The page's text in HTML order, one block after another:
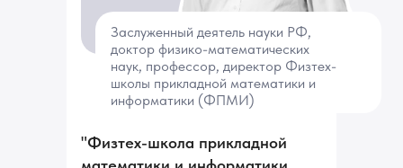
Заслуженный деятель науки РФ,
доктор физико-математических
наук, профессор, директор Физтех-
школы прикладной математики и
информатики (ФПМИ)
"Физтех-школа прикладной